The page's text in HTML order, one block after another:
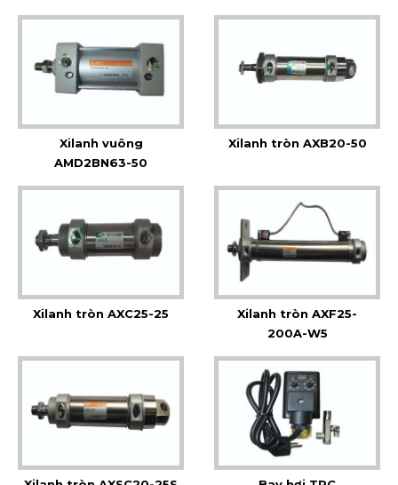
Xilanh vuông
AMD2BN63-50
Xilanh tròn AXB20-50
Xilanh tròn AXC25-25
Xilanh tròn AXF25-
200A-W5